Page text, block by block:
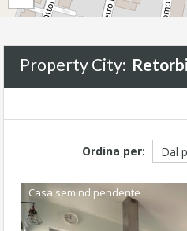
Property City:
Ordina per:
Casa semindipendente